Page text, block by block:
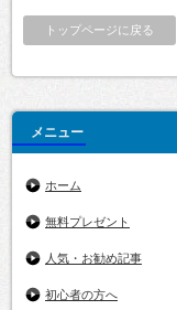
トップページに戻る
メニュー
ホーム
無料プレゼント
人気・お勧め記事
初心者の方へ